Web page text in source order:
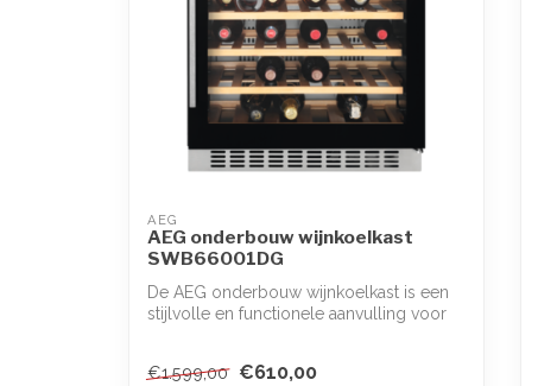
AEG
AEG onderbouw wijnkoelkast
SWB66001DG
De AEG onderbouw wijnkoelkast is een
stijlvolle en functionele aanvulling voor
€1.599,00 €610,00